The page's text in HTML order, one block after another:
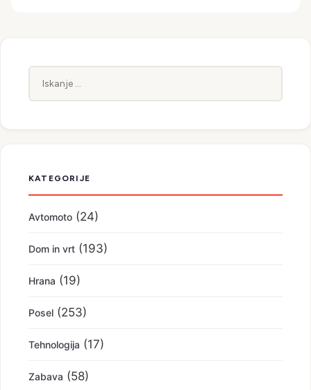
KATEGORIJE
Avtomoto (24)
Dom in vrt (193)
Hrana (19)
Posel (253)
Tehnologija (17)
Zabava (58)